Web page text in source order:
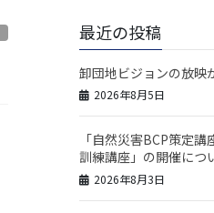
最近の投稿
卸団地ビジョンの放映
2026年8月5日
「自然災害BCP策定
訓練講座」の開催につ
2026年8月3日